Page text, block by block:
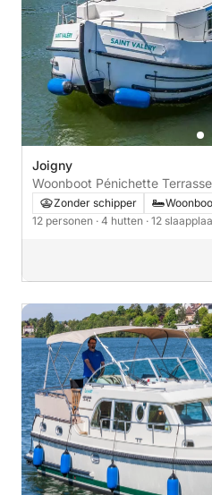
Joigny
Woonboot Pénichette
Zonder schipper
12 personen · 4 hutten · 12